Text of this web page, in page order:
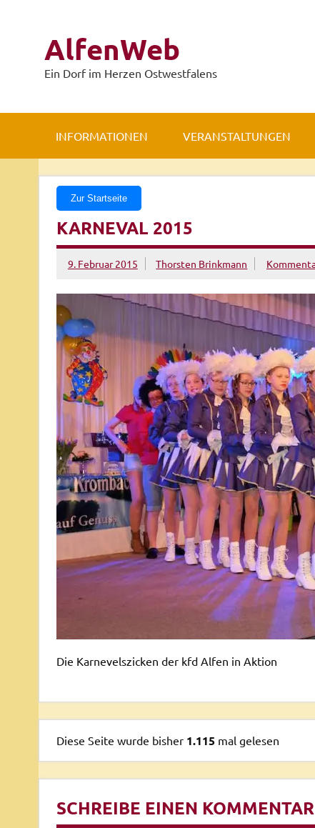
AlfenWeb
Ein Dorf im Herzen Ostwestfalens
INFORMATIONEN VERANSTALTUNGEN
Zur Startseite
KARNEVAL 2015
9. Februar 2015 Thorsten Brinkmann
Die Karnevelszicken der kfd Alfen in Aktion
Diese Seite wurde bisher1.115 mal gelesen
SCHREIBE EINEN KOMMENTAR